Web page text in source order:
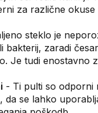
za različne
steklo je
bakterij, zaradi
Je tudi enostavno
- Ti pulti so odporni
da se lahko